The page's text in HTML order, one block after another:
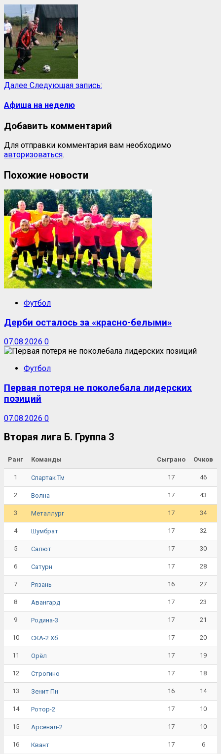
Далее Следующая запись:
Афиша на неделю
Добавить комментарий
Для отправки комментария вам необходимо
авторизоваться.
Похожие новости
Футбол
Дерби осталось за «красно-белыми»
07.08.2026 0
Футбол
Первая потеря не поколебала лидерских
позиций
07.08.2026 0
Вторая лига Б. Группа 3
Ранг Команды Сыграно Очков
1 Спартак Тм 17 46
2 Волна 17 43
3 Металлург 17 34
4 Шумбрат 17 32
5 Салют 17 30
6 Сатурн 17 28
7 Рязань 16 27
8 Авангард 17 23
9 Родина-3 17 21
10 СКА-2 Хб 17 20
11 Орёл 17 19
12 Строгино 17 18
13 Зенит Пн 16 14
14 Ротор-2 17 10
15 Арсенал-2 17 10
16 Квант 17 6